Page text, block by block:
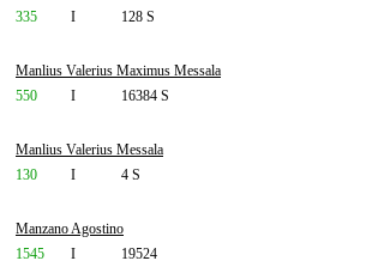
335
I 128 S
Manlius Valerius Maximus Messala
550
I 16384 S
Manlius Valerius Messala
130
I 4 S
Manzano Agostino
1545
I 19524